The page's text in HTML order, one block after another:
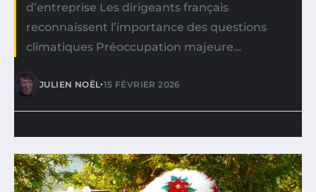
d’entreprise Les dirigeants français
reconnaissent l’importance des questions
climatiques Préoccupation majeure…
JULIEN NOËL•15 FÉVRIER 2026